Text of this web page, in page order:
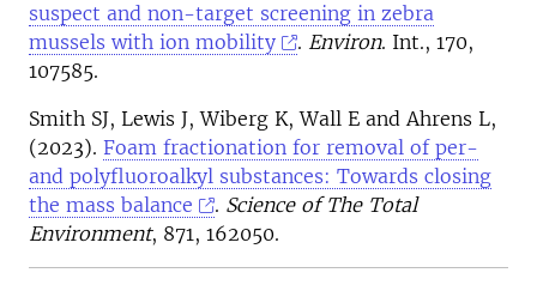
suspect and non-target screening in zebra
mussels with ion mobility
. Environ. Int., 170,
107585.
Smith SJ, Lewis J, Wiberg K, Wall E and Ahrens L,
(2023). Foam fractionation for removal of per-
and polyfluoroalkyl substances: Towards closing
the mass balance
. Science of The Total
Environment, 871, 162050.